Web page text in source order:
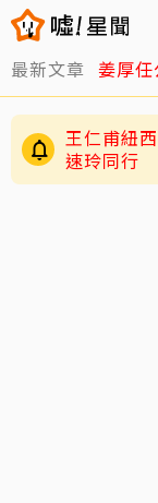
最新文章 姜厚
獨／唐綺
隻」祕密
王仁甫紐
速玲同行